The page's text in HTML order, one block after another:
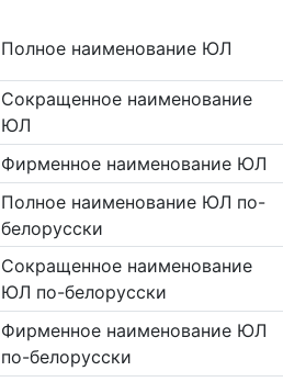
Полное наименование ЮЛ
Сокращенное наименование
ЮЛ
Фирменное наименование ЮЛ
Полное наименование ЮЛ по-
белорусски
Сокращенное наименование
ЮЛ по-белорусски
Фирменное наименование ЮЛ
по-белорусски